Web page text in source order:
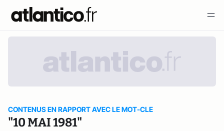
CONTENUS EN RAPPORT AVEC LE MOT-CLE
"10 MAI 1981"